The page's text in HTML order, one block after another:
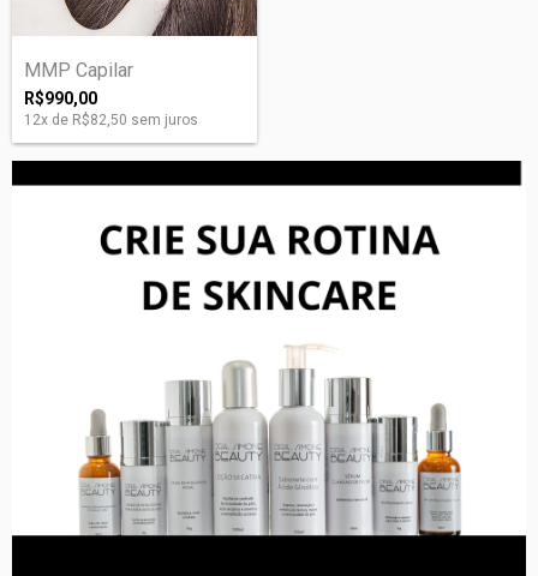
MMP Capilar
R$990,00
12x de R$82,50 sem juros